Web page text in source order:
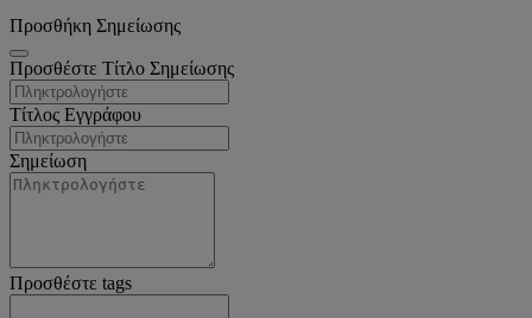
Προσθήκη Σημείωσης
Προσθέστε Τίτλο Σημείωσης
Τίτλος Εγγράφου
Σημείωση
Προσθέστε tags